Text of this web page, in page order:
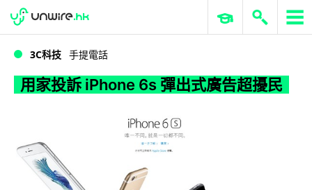
用家投訴 iPhone 6s 彈出式廣告超擾民
WWDC 2026 ERP 與商業 AI
3C科技 手提電話
用家投訴 iPhone 6s 彈出式廣告超擾民